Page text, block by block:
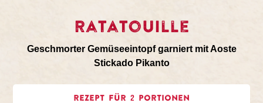
Ratatouille
Geschmorter Gemüseeintopf garniert mit Aoste
Stickado Pikanto
REZEPT FÜR 2 PORTIONEN